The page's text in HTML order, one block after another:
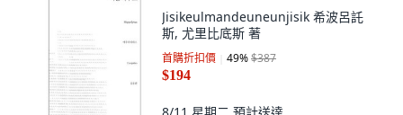
Jisikeulmandeuneunjisik 希波呂託
斯, 尤里比底斯 著
首購折扣價 49%$387
$194